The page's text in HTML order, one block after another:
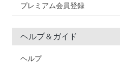
プレミアム会員登録
ヘルプ＆ガイド
ヘルプ